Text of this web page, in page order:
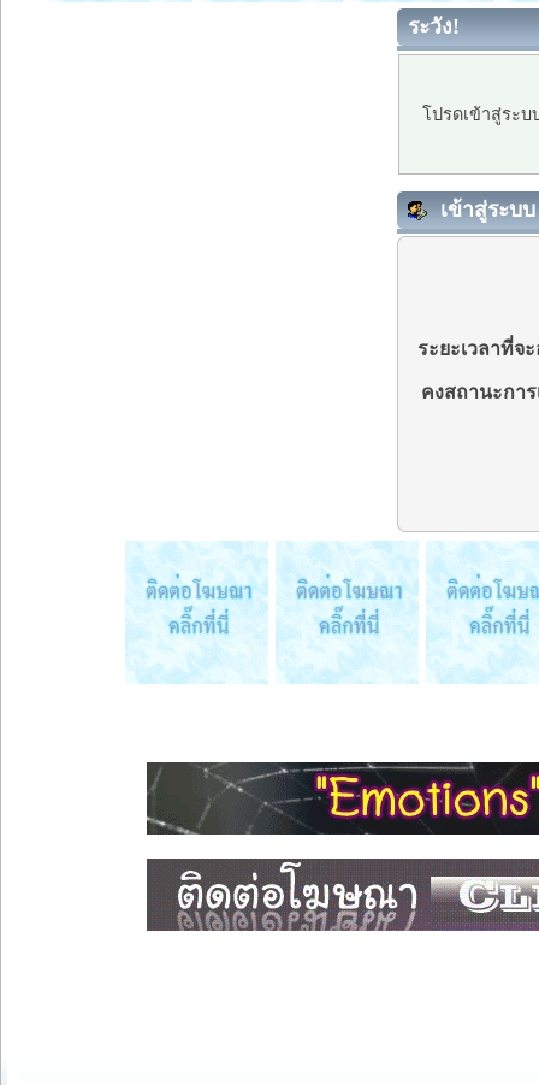
ระวัง!
โปรดเข้าสู่ระ
เข้าสู่ระบบ
ระยะเวลาที่จ
คงสถานะกา